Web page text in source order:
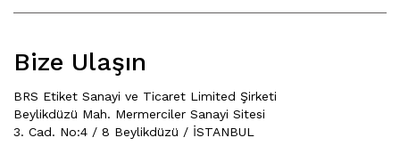
Bize Ulaşın
BRS Etiket Sanayi ve Ticaret Limited Şirketi
Beylikdüzü Mah. Mermerciler Sanayi Sitesi
3. Cad. No:4 / 8 Beylikdüzü / İSTANBUL